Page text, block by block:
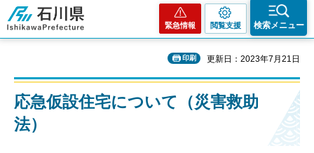
石川県
緊急情報 閲覧支援 検索メニュー
印刷 更新日：2023年7月21日
応急仮設住宅について（災害救助
法）